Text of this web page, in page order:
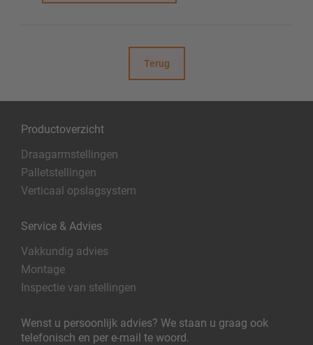
Terug
Productoverzicht
Draagarmstellingen
Palletstellingen
Verticaal opslagsystem
Service & Advies
Vakkundig advies
Montage
Inspectie van stellingen
Wenst u persoonlijk advies? We staan u graag ook
telefonisch en per e-mail te woord.